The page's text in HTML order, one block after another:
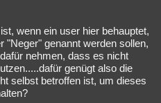
wenn ein user hier behauptet,
"Neger" genannt werden sollen,
nehmen, dass es nicht
genügt also die
selbst betroffen ist, um dieses